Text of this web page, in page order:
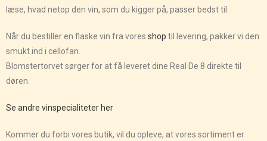
læse, hvad netop den vin, som du kigger på, passer bedst til.
Når du bestiller en flaske vin fra vores shop til levering, pakker vi den
smukt ind i cellofan.
Blomstertorvet sørger for at få leveret dine Real De 8 direkte til
døren.
Se andre vinspecialiteter her
Kommer du forbi vores butik, vil du opleve, at vores sortiment er